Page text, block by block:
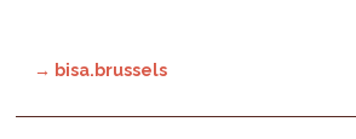
→ bisa.brussels